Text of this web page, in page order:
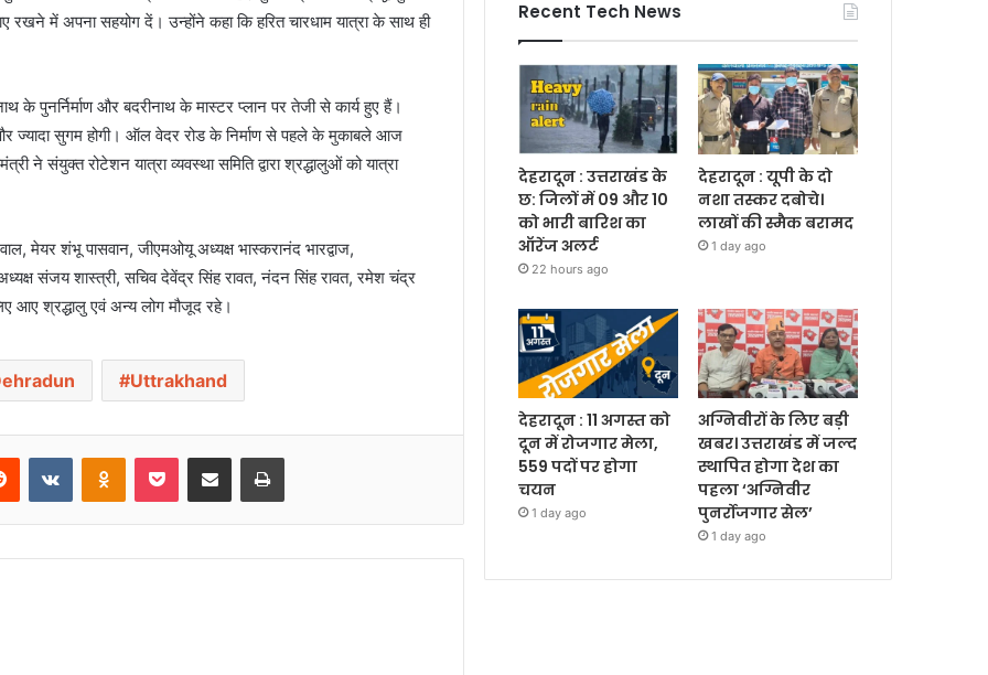
में अपना सहयोग दें। उन्होंने कहा कि हरित चारधाम यात्रा के साथ ही
के पुनर्निर्माण और बदरीनाथ के मास्टर प्लान पर तेजी से कार्य हुए हैं।
और ज्यादा सुगम होगी। ऑल वेदर रोड के निर्माण से पहले के मुकाबले आज
संयुक्त रोटेशन यात्रा व्यवस्था समिति द्वारा श्रद्धालुओं को यात्रा
मेयर शंभू पासवान, जीएमओयू अध्यक्ष भास्करानंद भारद्वाज,
संजय शास्त्री, सचिव देवेंद्र सिंह रावत, नंदन सिंह रावत, रमेश चंद्र
आए श्रद्धालु एवं अन्य लोग मौजूद रहे।
Uttrakhand
Recent Tech News
देहरादून : उत्तराखंड के
छ: जिलों में 09 और 10
को भारी बारिश का
ऑरेंज अलर्ट
22 hours ago
देहरादून : यूपी के दो
नशा तस्कर दबोचे।
लाखों की स्मैक बरामद
1 day ago
देहरादून : 11 अगस्त को
दून में रोजगार मेला,
559 पदों पर होगा
चयन
1 day ago
अग्निवीरों के लिए बड़ी
खबर। उत्तराखंड में जल्द
स्थापित होगा देश का
पहला ‘अग्निवीर
पुनर्रोजगार सेल’
1 day ago